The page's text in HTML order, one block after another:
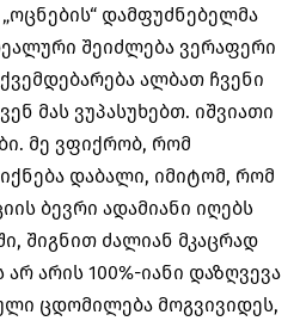
დამფუძნებელმა
შეიძლება ვერაფერი
ალბათ ჩვენი
მას ვუპასუხებთ. იშვიათი
მე ვფიქრობ, რომ
დაბალი, იმიტომ, რომ
ბევრი ადამიანი იღებს
შიგნით ძალიან მკაცრად
არის 100%-იანი დაზღვევა
ცდომილება მოგვივიდეს,